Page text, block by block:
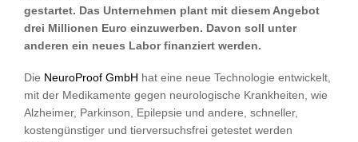
gestartet. Das Unternehmen plant mit diesem Angebot
drei Millionen Euro einzuwerben. Davon soll unter
anderen ein neues Labor finanziert werden.
Die NeuroProof GmbH hat eine neue Technologie entwickelt,
mit der Medikamente gegen neurologische Krankheiten, wie
Alzheimer, Parkinson, Epilepsie und andere, schneller,
kostengünstiger und tierversuchsfrei getestet werden